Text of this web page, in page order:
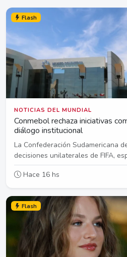
Flash
NOTICIAS DEL MUNDIAL
Conmebol rechaza iniciativas
diálogo institucional
La Confederación Sudamericana
decisiones unilaterales de FIFA,
Hace 16 hs
Flash